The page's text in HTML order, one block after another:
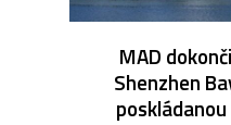
MAD
Shenzhen